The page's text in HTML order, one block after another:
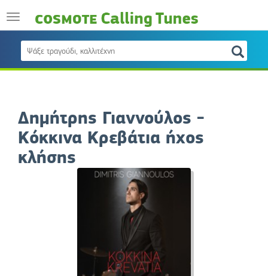
Δημήτρης Γιαννούλος -
Κόκκινα Κρεβάτια ήχος
κλήσης